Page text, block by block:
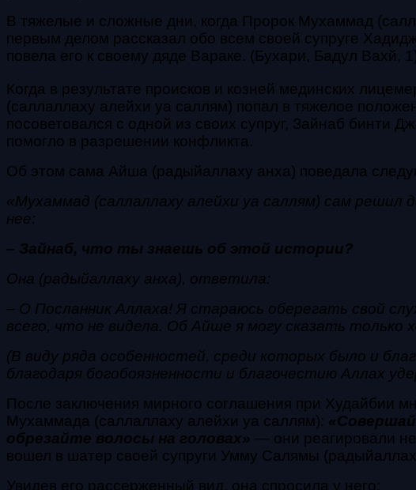
В тяжелые и сложные дни, когда Пророк Мухаммад
первым делом рассказал обо всем своей супруге
повела его к своему дяде Вараке. (Бухари, Бадул Вахй,
Когда в результате происков и козней мединских
(саллаллаху алейхи уа саллям) попал в тяжелое
посоветовался с одной из своих супруг, Зайнаб
помогло в разрешении конфликта.
Об этом сама Айша (радыйаллаху анха) поведала
«Мухаммад (саллаллаху алейхи уа саллям) сам
нее:
– Зайнаб, что ты знаешь об этой истории?
Она (радыйаллаху анха), ответила:
– О Посланник Аллаха! Я стараюсь оберегать свой
всего, что не видела. Об Айше я могу сказать только
(В виду ряда особенностей, среди которых было и
благодаря богобоязненности и благочестию Аллах
После заключения мирного соглашения при Худайбии
Мухаммада (саллаллаху алейхи уа саллям):
обрезайте волосы на головах» — они реагировали
вошел в шатер своей супруги Умму Салямы
Увидев его рассерженный вид, она спросила у него: